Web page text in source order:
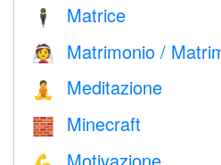
🕴️ Matrice
👰 Matrimonio /
🧘 Meditazione
🧱 Minecraft